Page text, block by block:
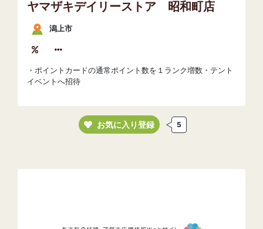
ヤマザキデイリーストア 昭和町店
潟上市
・ポイントカードの通常ポイント数を１ランク増数・テント
イベントへ招待
お気に入り登録 5